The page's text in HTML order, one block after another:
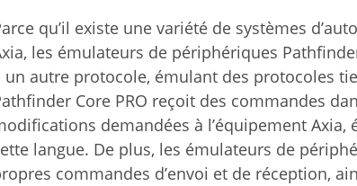
qu’il existe une variété de systèmes
les émulateurs de périphériques
un autre protocole, émulant des protocoles
Core PRO reçoit des commandes
demandées à l’équipement
langue. De plus, les émulateurs de
commandes d’envoi et de réception,